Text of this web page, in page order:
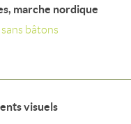
marche nordique
bâtons
visuels